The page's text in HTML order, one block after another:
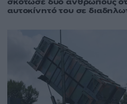
σκότωσε δύο ανθρώπους
αυτοκίνητό του σε